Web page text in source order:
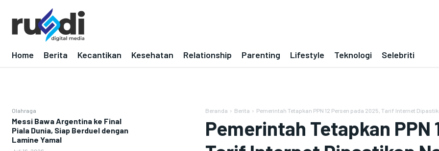
Home Berita Kecantikan Kesehatan Relationship Parenting Lifestyle Teknologi Selebriti
Olahraga
Messi Bawa Argentina ke Final
Piala Dunia, Siap Berduel dengan
Lamine Yamal
Beranda Berita Pemerintah Tetapkan PPN 12 Persen pada 2025, Tarif Internet
Pemerintah Tetapkan PPN